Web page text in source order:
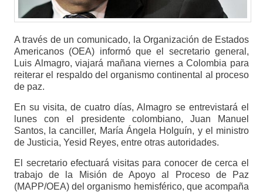
A través de un comunicado, la Organización de Estados
Americanos (OEA) informó que el secretario general,
Luis Almagro, viajará mañana viernes a Colombia para
reiterar el respaldo del organismo continental al proceso
de paz.
En su visita, de cuatro días, Almagro se entrevistará el
lunes con el presidente colombiano, Juan Manuel
Santos, la canciller, María Ángela Holguín, y el ministro
de Justicia, Yesid Reyes, entre otras autoridades.
El secretario efectuará visitas para conocer de cerca el
trabajo de la Misión de Apoyo al Proceso de Paz
(MAPP/OEA) del organismo hemisférico, que acompaña